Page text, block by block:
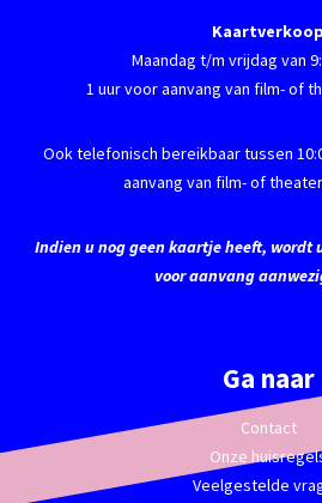
Kaartverkoop
Maandag t/m vrijdag van
1 uur voor aanvang van film- of
Ook telefonisch bereikbaar tussen
aanvang van film- of
Indien u nog geen kaartje heeft, wordt
voor aanvang
Ga naar
Contact
Onze
Veelgestelde